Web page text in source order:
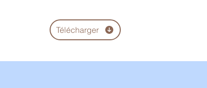
Télécharger